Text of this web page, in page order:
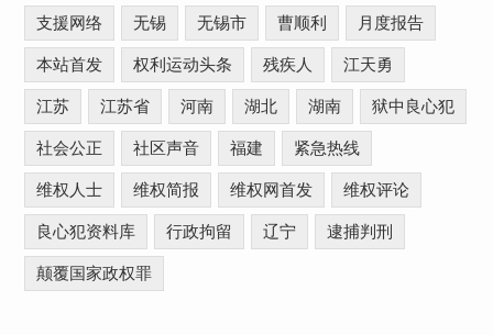
支援网络 无锡 无锡市 曹顺利 月度报告
本站首发 权利运动头条 残疾人 江天勇
江苏 江苏省 河南 湖北 湖南 狱中良心犯
社会公正 社区声音 福建 紧急热线
维权人士 维权简报 维权网首发 维权评论
良心犯资料库 行政拘留 辽宁 逮捕判刑
颠覆国家政权罪